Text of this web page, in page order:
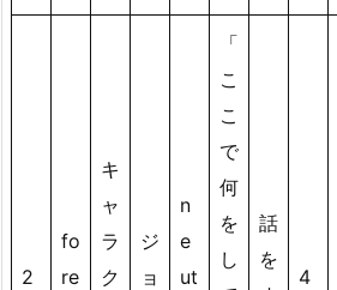
2
fo
re
キ
ャ
ラ
ク
ジ
ョ
n
e
ut
「
こ
こ
で
何
を
し
話
を
4